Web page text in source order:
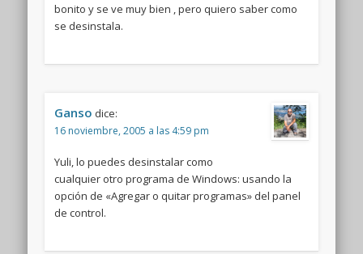
bonito y se ve muy bien , pero quiero saber como
se desinstala.
Ganso dice:
16 noviembre, 2005 a las 4:59 pm
Yuli, lo puedes desinstalar como
cualquier otro programa de Windows: usando la
opción de «Agregar o quitar programas» del panel
de control.